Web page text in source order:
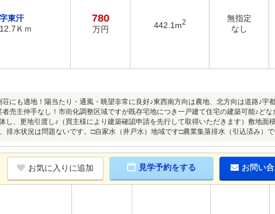
東汗
Ｋｍ
780
万円 442.1m2
無指定
なし
にも適地！陽当たり・通風・眺望非常に良好♪東西南方向は農地、北方向は道路♪宇
売主仲手なし！市街化調整区域ですが既存宅地につき一戸建て住宅の建築可能♪どな
し、更地引渡し♪（買主様により建築確認申請を先行して取得いただきます）敷地面
排水状況は問題ないです。□自家水（井戸水）地域です□農業集落排水（引込済み）
お気に入りに追加 見学予約をする お問い